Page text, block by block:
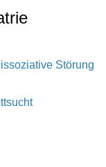
Störung